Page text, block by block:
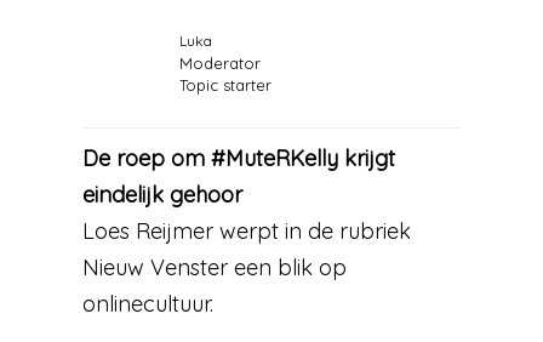
Luka
Moderator
Topic starter
De roep om #MuteRKelly krijgt
eindelijk gehoor
Loes Reijmer werpt in de rubriek
Nieuw Venster een blik op
onlinecultuur.